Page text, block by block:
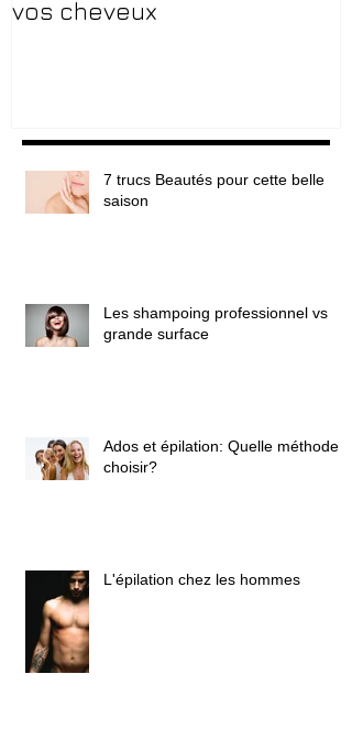
vos cheveux
7 trucs Beautés pour cette belle
saison
Les shampoing professionnel vs
grande surface
Ados et épilation: Quelle méthode
choisir?
L'épilation chez les hommes